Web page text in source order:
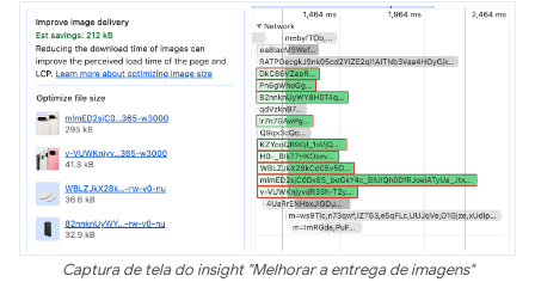
Captura de tela do insight "Melhorar a entrega de imagens"